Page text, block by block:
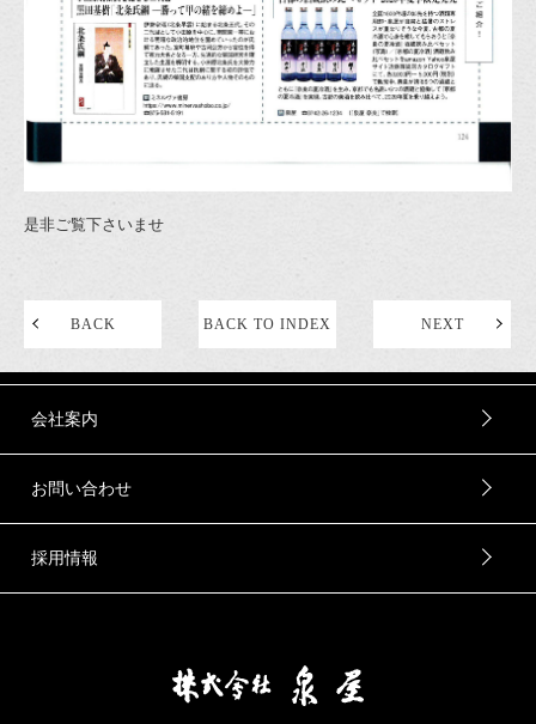
是非ご覧下さいませ
BACK BACK TO INDEX NEXT
会社案内
お問い合わせ
採用情報